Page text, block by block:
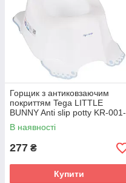
Горщик з антиковзаючим
покриттям Tega LITTLE
BUNNY Anti slip potty KR-001-
103 white (білий)
В наявності
277 ₴
Купити